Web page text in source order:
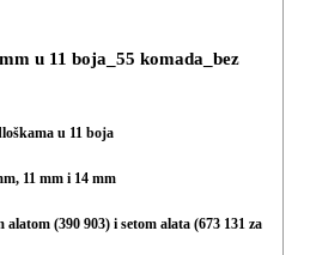
u 11 boja_55 komada_bez
u 11 boja
11 mm i 14 mm
(390 903) i setom alata (673 131 za